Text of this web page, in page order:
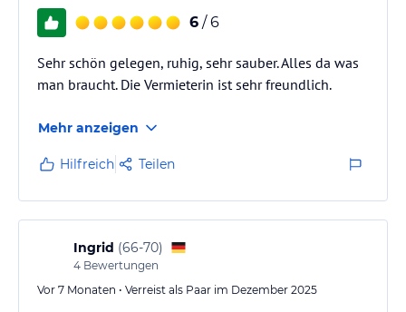
6 / 6
Sehr schön gelegen, ruhig, sehr sauber. Alles da was
man braucht. Die Vermieterin ist sehr freundlich.
Mehr anzeigen
Hilfreich Teilen
Ingrid (66-70)
4 Bewertungen
Vor 7 Monaten • Verreist als Paar im Dezember 2025